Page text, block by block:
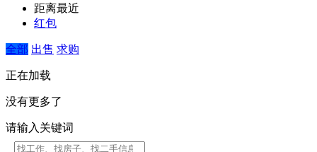
距离最近
红包
全部 出售 求购
正在加载
没有更多了
请输入关键词